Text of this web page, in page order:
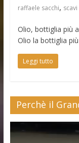
raffaele sacchi,
Olio, bottiglia più
Olio la bottiglia
Leggi tutto
Perchè il
Player